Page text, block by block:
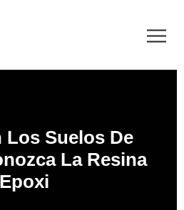
Los Suelos De
La Resina
Epoxi